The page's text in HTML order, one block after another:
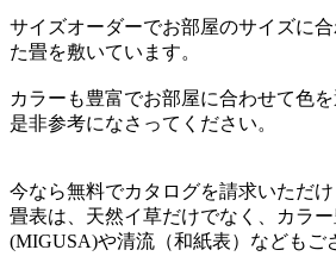
サイズオーダーでお部屋のサイズに
た畳を敷いています。
カラーも豊富でお部屋に合わせて色を
是非参考になさってください。
今なら無料でカタログを請求いただけ
畳表は、天然イ草だけでなく、カラ
(MIGUSA)や清流（和紙表）などもご